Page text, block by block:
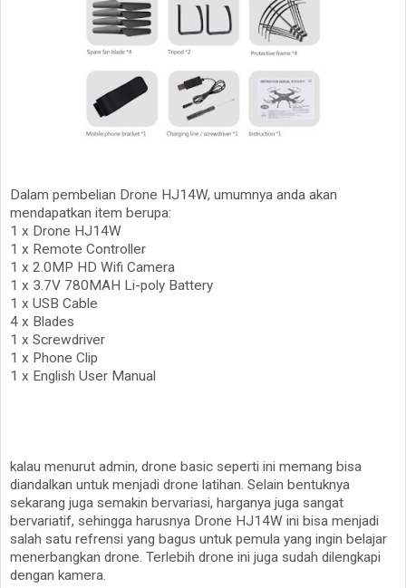
Dalam pembelian Drone HJ14W, umumnya anda akan
mendapatkan item berupa:
1 x Drone HJ14W
1 x Remote Controller
1 x 2.0MP HD Wifi Camera
1 x 3.7V 780MAH Li-poly Battery
1 x USB Cable
4 x Blades
1 x Screwdriver
1 x Phone Clip
1 x English User Manual
kalau menurut admin, drone basic seperti ini memang bisa
diandalkan untuk menjadi drone latihan. Selain bentuknya
sekarang juga semakin bervariasi, harganya juga sangat
bervariatif, sehingga harusnya Drone HJ14W ini bisa menjadi
salah satu refrensi yang bagus untuk pemula yang ingin belajar
menerbangkan drone. Terlebih drone ini juga sudah dilengkapi
dengan kamera.